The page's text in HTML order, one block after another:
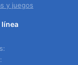
y juegos
línea